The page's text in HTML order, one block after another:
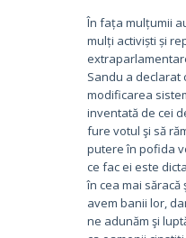
În fața mulțumii
mulți activiști și
Sandu a declarat
modificarea
inventată de cei
fure votul şi să
putere în pofida
ce fac ei este
în cea mai săracă
avem banii lor,
ne adunăm şi